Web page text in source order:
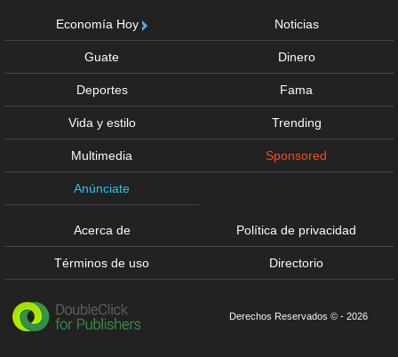
Economía Hoy Noticias
Guate Dinero
Deportes Fama
Vida y estilo Trending
Multimedia Sponsored
Anúnciate
Acerca de Política de privacidad
Términos de uso Directorio
Derechos Reservados © - 2026